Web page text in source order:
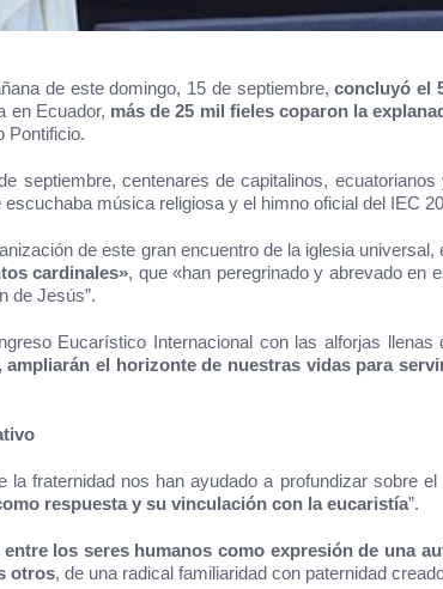
de este domingo, 15 de septiembre,concluyó el
en Ecuador, más de 25 mil fieles coparon la
Pontificio.
septiembre, centenares de capitalinos,
música religiosa y el himno oficial del IEC
de este gran encuentro de la iglesia universal,
cardinales», que «han peregrinado y abrevado en
de Jesús”.
Eucarístico Internacional con las alforjas
el horizonte de nuestras vidas para
la fraternidad nos han ayudado a profundizar sobre
respuesta y su vinculación con la eucaristía”.
los seres humanos como expresión de una
otros, de una radical familiaridad con paternidad